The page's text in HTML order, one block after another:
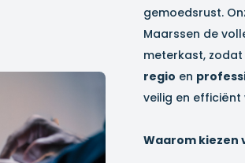
gemoedsrust.
Maarssen de
meterkast,
regio en
veilig en
Waarom kiezen